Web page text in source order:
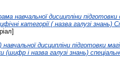
навчальної дисципліни підготовки
категорії ( назва галузі знань)
навчальної дисципліни підготовки
(шифр і назва галузі знань)